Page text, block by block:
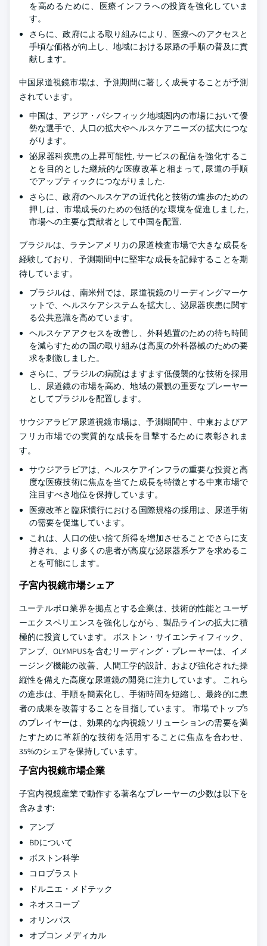
を高めるために、医療インフラへの投資を強化していま
す。
さらに、政府による取り組みにより、医療へのアクセスと
手頃な価格が向上し、地域における尿路の手順の普及に貢
献します。
中国尿道視鏡市場は、予測期間に著しく成長することが予測
されています。
中国は、アジア・パシフィック地域圏内の市場において優
勢な選手で、人口の拡大やヘルスケアニーズの拡大につな
がります。
泌尿器科疾患の上昇可能性, サービスの配信を強化するこ
とを目的とした継続的な医療改革と相まって, 尿道の手順
でアップティックにつながりました.
さらに、政府のヘルスケアの近代化と技術の進歩のための
押しは、市場成長のための包括的な環境を促進しました,
市場への主要な貢献者として中国を配置.
ブラジルは、ラテンアメリカの尿道検査市場で大きな成長を
経験しており、予測期間中に堅牢な成長を記録することを期
待しています。
ブラジルは、南米州では、尿道視鏡のリーディングマーケ
ットで、ヘルスケアシステムを拡大し、泌尿器疾患に関す
る公共意識を高めています。
ヘルスケアアクセスを改善し、外科処置のための待ち時間
を減らすための国の取り組みは高度の外科器械のための要
求を刺激しました。
さらに、ブラジルの病院はますます低侵襲的な技術を採用
し、尿道鏡の市場を高め、地域の景観の重要なプレーヤー
としてブラジルを配置します。
サウジアラビア尿道視鏡市場は、予測期間中、中東およびア
フリカ市場での実質的な成長を目撃するために表彰されま
す。
サウジアラビアは、ヘルスケアインフラの重要な投資と高
度な医療技術に焦点を当てた成長を特徴とする中東市場で
注目すべき地位を保持しています。
医療改革と臨床慣行における国際規格の採用は、尿道手術
の需要を促進しています。
これは、人口の使い捨て所得を増加させることでさらに支
持され、より多くの患者が高度な泌尿器系ケアを求めるこ
とを可能にします。
子宮内視鏡市場シェア
ユーテルポロ業界を拠点とする企業は、技術的性能とユーザ
ーエクスペリエンスを強化しながら、製品ラインの拡大に積
極的に投資しています。 ボストン・サイエンティフィック、
アンブ、OLYMPUSを含むリーディング・プレーヤーは、イメ
ージング機能の改善、人間工学的設計、および強化された操
縦性を備えた高度な尿道鏡の開発に注力しています。 これら
の進歩は、手順を簡素化し、手術時間を短縮し、最終的に患
者の成果を改善することを目指しています。 市場でトップ5
のプレイヤーは、効果的な内視鏡ソリューションの需要を満
たすために革新的な技術を活用することに焦点を合わせ、
35%のシェアを保持しています。
子宮内視鏡市場企業
子宮内視鏡産業で動作する著名なプレーヤーの少数は以下を
含みます:
アンブ
BDについて
ボストン科学
コロプラスト
ドルニエ・メドテック
ネオスコープ
オリンパス
オプコン メディカル